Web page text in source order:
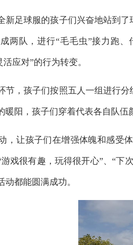
足球服的孩子们兴奋地站到了
两队，进行“毛毛虫”接力跑
应对”的行为转变。
，孩子们按照五人一组进行分
暖阳，孩子们穿着代表各自队
让孩子们在增强体魄和感受体
戏很有趣，玩得很开心”、“下
都能圆满成功。